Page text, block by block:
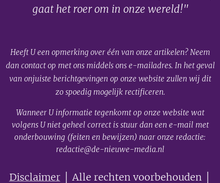
gaat het roer om in onze wereld!"
Heeft U een opmerking over één van onze artikelen? Neem
dan contact op met ons middels ons e-mailadres. In het geval
van onjuiste berichtgevingen op onze website zullen wij dit
zo spoedig mogelijk rectificeren.
Wanneer U informatie tegenkomt op onze website wat
volgens U niet geheel correct is stuur dan een e-mail met
onderbouwing (feiten en bewijzen) naar onze redactie:
redactie@de-nieuwe-media.nl
Disclaimer│ Alle rechten voorbehouden │